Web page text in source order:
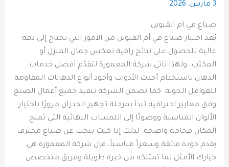
3 مارس، 2026
صباغ في ام القيوين
يُعد اختيار صباغ في أم القيوين من الأمور التي تحتاج إلى دقة
عالية للحصول على نتائج راقية تعكس جمال المنزل أو
المكتب، ولهذا تأتي شركة المعمورة لتقدّم أفضل خدمات
الدهان باستخدام أحدث الأدوات وأجود أنواع الدهانات المقاومة
للعوامل الجوية. كما تضمن الشركة تنفيذ جميع أعمال الصبغ
وفق معايير احترافية تبدأ بمرحلة تجهيز الجدران مرورًا باختيار
الألوان المناسبة ووصولًا إلى اللمسات النهائية التي تمنح
المكان فخامة واضحة. لذلك إذا كنت تبحث عن صباغ محترف
يقدم جودة فائقة وسعراً مناسباً، فإن شركة المعمورة هي
خيارك الأمثل لما تمتلكه من خبرة طويلة وفريق متخصص